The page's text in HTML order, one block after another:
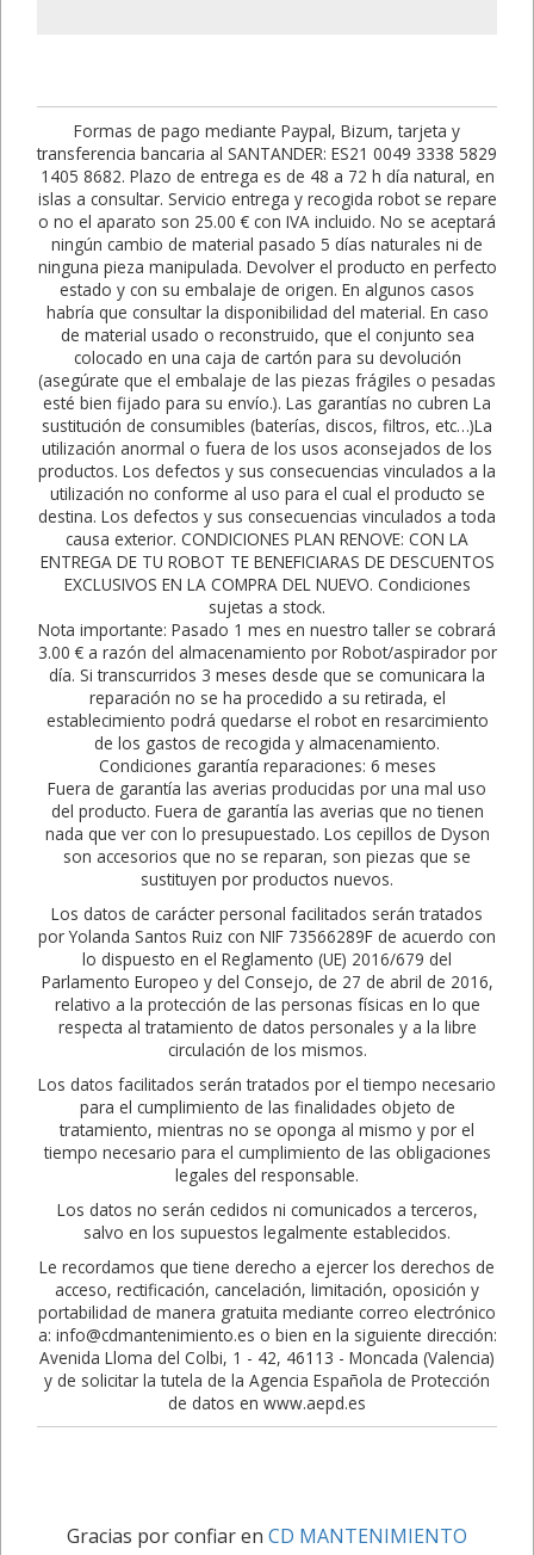
Formas de pago mediante Paypal, Bizum, tarjeta y
transferencia bancaria al SANTANDER: ES21 0049 3338 5829
1405 8682. Plazo de entrega es de 48 a 72 h día natural, en
islas a consultar. Servicio entrega y recogida robot se repare
o no el aparato son 25.00 € con IVA incluido. No se aceptará
ningún cambio de material pasado 5 días naturales ni de
ninguna pieza manipulada. Devolver el producto en perfecto
estado y con su embalaje de origen. En algunos casos
habría que consultar la disponibilidad del material. En caso
de material usado o reconstruido, que el conjunto sea
colocado en una caja de cartón para su devolución
(asegúrate que el embalaje de las piezas frágiles o pesadas
esté bien fijado para su envío.). Las garantías no cubren La
sustitución de consumibles (baterías, discos, filtros, etc…)La
utilización anormal o fuera de los usos aconsejados de los
productos. Los defectos y sus consecuencias vinculados a la
utilización no conforme al uso para el cual el producto se
destina. Los defectos y sus consecuencias vinculados a toda
causa exterior. CONDICIONES PLAN RENOVE: CON LA
ENTREGA DE TU ROBOT TE BENEFICIARAS DE DESCUENTOS
EXCLUSIVOS EN LA COMPRA DEL NUEVO. Condiciones
sujetas a stock.
Nota importante: Pasado 1 mes en nuestro taller se cobrará
3.00 € a razón del almacenamiento por Robot/aspirador por
día. Si transcurridos 3 meses desde que se comunicara la
reparación no se ha procedido a su retirada, el
establecimiento podrá quedarse el robot en resarcimiento
de los gastos de recogida y almacenamiento.
Condiciones garantía reparaciones: 6 meses
Fuera de garantía las averias producidas por una mal uso
del producto. Fuera de garantía las averias que no tienen
nada que ver con lo presupuestado. Los cepillos de Dyson
son accesorios que no se reparan, son piezas que se
sustituyen por productos nuevos.
Los datos de carácter personal facilitados serán tratados
por Yolanda Santos Ruiz con NIF 73566289F de acuerdo con
lo dispuesto en el Reglamento (UE) 2016/679 del
Parlamento Europeo y del Consejo, de 27 de abril de 2016,
relativo a la protección de las personas físicas en lo que
respecta al tratamiento de datos personales y a la libre
circulación de los mismos.
Los datos facilitados serán tratados por el tiempo necesario
para el cumplimiento de las finalidades objeto de
tratamiento, mientras no se oponga al mismo y por el
tiempo necesario para el cumplimiento de las obligaciones
legales del responsable.
Los datos no serán cedidos ni comunicados a terceros,
salvo en los supuestos legalmente establecidos.
Le recordamos que tiene derecho a ejercer los derechos de
acceso, rectificación, cancelación, limitación, oposición y
portabilidad de manera gratuita mediante correo electrónico
a: info@cdmantenimiento.es o bien en la siguiente dirección:
Avenida Lloma del Colbi, 1 - 42, 46113 - Moncada (Valencia)
y de solicitar la tutela de la Agencia Española de Protección
de datos en www.aepd.es
Gracias por confiar en CD MANTENIMIENTO